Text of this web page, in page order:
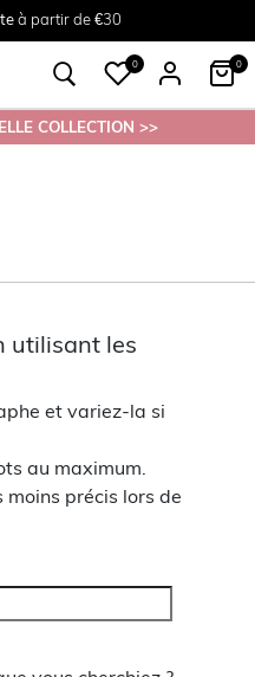
à partir de €30
38 au 54
en magasin
0 0
COLLECTION >>
utilisant les
et variez-la si
au maximum.
moins précis lors de